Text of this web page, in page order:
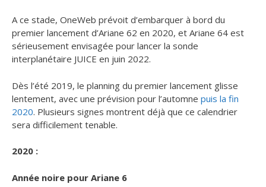
A ce stade, OneWeb prévoit d’embarquer à bord du
premier lancement d’Ariane 62 en 2020, et Ariane 64 est
sérieusement envisagée pour lancer la sonde
interplanétaire JUICE en juin 2022.
Dès l’été 2019, le planning du premier lancement glisse
lentement, avec une prévision pour l’automne puis la fin
2020. Plusieurs signes montrent déjà que ce calendrier
sera difficilement tenable.
2020 :
Année noire pour Ariane 6